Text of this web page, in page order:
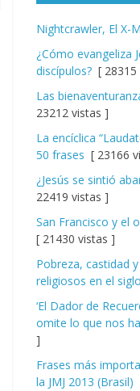
Nightcrawler, El X-
¿Cómo evangeliza
discípulos? [
Las
23212 vistas ]
La encíclica
50 frases [ 23166
¿Jesús se sintió
22419 vistas ]
San Francisco y el
[ 21430 vistas ]
Pobreza, castidad
religiosos en el
‘El Dador de
omite lo que nos
]
Frases más
la JMJ 2013 (Brasil)